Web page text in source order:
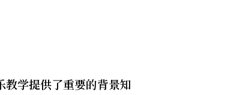
教学提供了重要的背景知